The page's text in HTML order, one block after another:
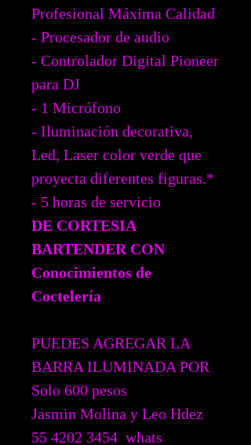
Profesional Máxima Calidad
- Procesador de audio
- Controlador Digital Pioneer
para DJ
- 1 Micrófono
- Iluminación decorativa,
Led, Laser color verde que
proyecta diferentes figuras.*
- 5 horas de servicio
DE CORTESIA
BARTENDER CON
Conocimientos de
Coctelería
PUEDES AGREGAR LA
BARRA ILUMINADA POR
Solo 600 pesos
Jasmin Molina y Leo Hdez
55 4202 3454 whats